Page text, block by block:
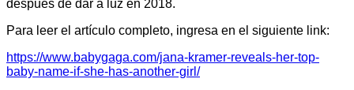
después de dar a luz en 2018.
Para leer el artículo completo, ingresa en el siguiente link:
https://www.babygaga.com/jana-kramer-reveals-her-top-
baby-name-if-she-has-another-girl/